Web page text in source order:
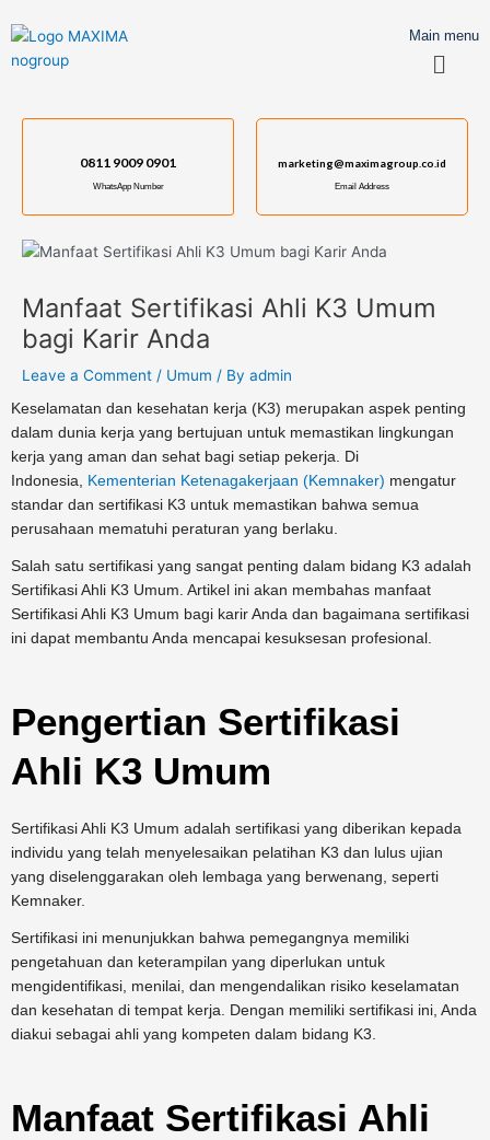
content
Main menu
Menu
0811 9009 0901
WhatsApp Number
marketing@maximagroup.co.id
Email Address
Manfaat Sertifikasi Ahli K3 Umum
bagi Karir Anda
Leave a Comment / Umum / By admin
Keselamatan dan kesehatan kerja (K3) merupakan aspek penting
dalam dunia kerja yang bertujuan untuk memastikan lingkungan
kerja yang aman dan sehat bagi setiap pekerja. Di
Indonesia, Kementerian Ketenagakerjaan (Kemnaker) mengatur
standar dan sertifikasi K3 untuk memastikan bahwa semua
perusahaan mematuhi peraturan yang berlaku.
Salah satu sertifikasi yang sangat penting dalam bidang K3 adalah
Sertifikasi Ahli K3 Umum. Artikel ini akan membahas manfaat
Sertifikasi Ahli K3 Umum bagi karir Anda dan bagaimana sertifikasi
ini dapat membantu Anda mencapai kesuksesan profesional.
Pengertian Sertifikasi
Ahli K3 Umum
Sertifikasi Ahli K3 Umum adalah sertifikasi yang diberikan kepada
individu yang telah menyelesaikan pelatihan K3 dan lulus ujian
yang diselenggarakan oleh lembaga yang berwenang, seperti
Kemnaker.
Sertifikasi ini menunjukkan bahwa pemegangnya memiliki
pengetahuan dan keterampilan yang diperlukan untuk
mengidentifikasi, menilai, dan mengendalikan risiko keselamatan
dan kesehatan di tempat kerja. Dengan memiliki sertifikasi ini, Anda
diakui sebagai ahli yang kompeten dalam bidang K3.
Manfaat Sertifikasi Ahli
navigation